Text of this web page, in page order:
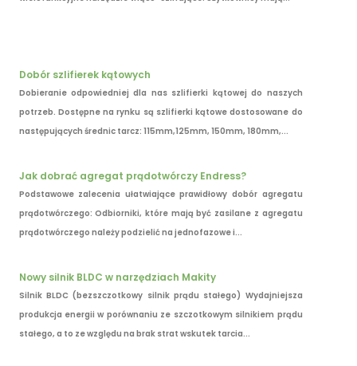
Dobór szlifierek kątowych
Dobieranie odpowiedniej dla nas szlifierki kątowej do naszych
potrzeb. Dostępne na rynku są szlifierki kątowe dostosowane do
następujących średnic tarcz: 115mm,125mm, 150mm, 180mm,...
Jak dobrać agregat prądotwórczy Endress?
Podstawowe zalecenia ułatwiające prawidłowy dobór agregatu
prądotwórczego: Odbiorniki, które mają być zasilane z agregatu
prądotwórczego należy podzielić na jednofazowe i...
Nowy silnik BLDC w narzędziach Makity
Silnik BLDC (bezszczotkowy silnik prądu stałego) Wydajniejsza
produkcja energii w porównaniu ze szczotkowym silnikiem prądu
stałego, a to ze względu na brak strat wskutek tarcia...